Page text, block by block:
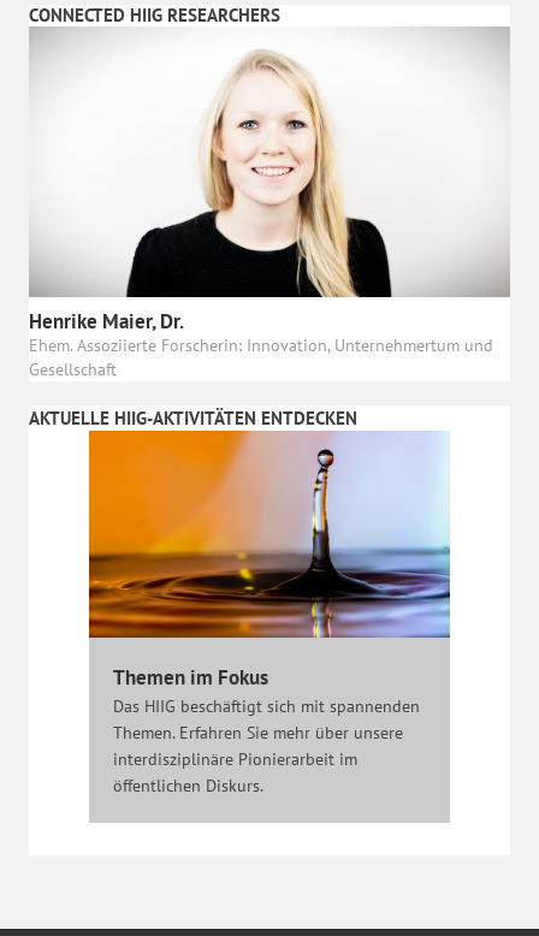
CONNECTED HIIG RESEARCHERS
Henrike Maier, Dr.
Ehem. Assoziierte Forscherin: Innovation, Unternehmertum und
Gesellschaft
AKTUELLE HIIG-AKTIVITÄTEN ENTDECKEN
Themen im Fokus
Das HIIG beschäftigt sich mit spannenden
Themen. Erfahren Sie mehr über unsere
interdisziplinäre Pionierarbeit im
öffentlichen Diskurs.